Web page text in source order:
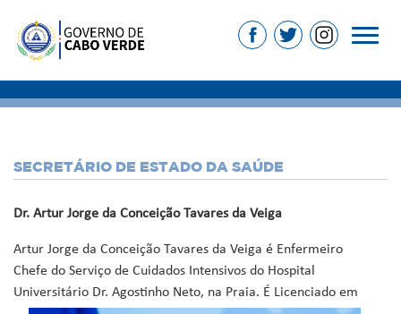
SECRETÁRIO DE ESTADO DA SAÚDE
Dr. Artur Jorge da Conceição Tavares da Veiga
Artur Jorge da Conceição Tavares da Veiga é Enfermeiro
Chefe do Serviço de Cuidados Intensivos do Hospital
Universitário Dr. Agostinho Neto, na Praia. É Licenciado em